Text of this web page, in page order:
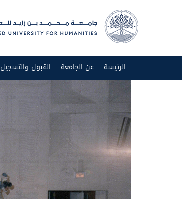
الرئيسة عن الجامعة القبول والتسجيل